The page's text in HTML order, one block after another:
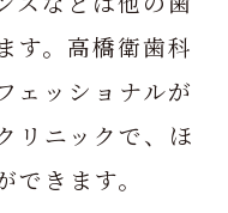
す。高橋衛歯科
ェッショナルが
リニックで、ほ
きます。